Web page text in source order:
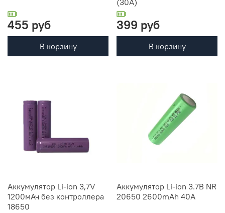
455 руб
В корзину
399 руб
В корзину
Аккумулятор Li-ion 3,7V
1200мАч без контроллера
18650
Аккумулятор Li-ion 3.7В NR
20650 2600mAh 40A